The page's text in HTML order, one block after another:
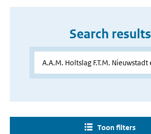
Search results
Toon filters